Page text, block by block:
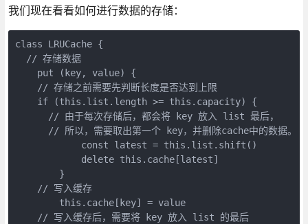
我们现在看看如何进行数据的存储：
class LRUCache {
  // 存储数据
    put (key, value) {
    // 存储之前需要先判断长度是否达到上限
    if (this.list.length >= this.capacity) {
      // 由于每次存储后，都会将 key 放入 list 最后，
      // 所以，需要取出第一个 key，并删除cache中的数据。
            const latest = this.list.shift()
            delete this.cache[latest]
        }
    // 写入缓存
        this.cache[key] = value
    // 写入缓存后，需要将 key 放入 list 的最后